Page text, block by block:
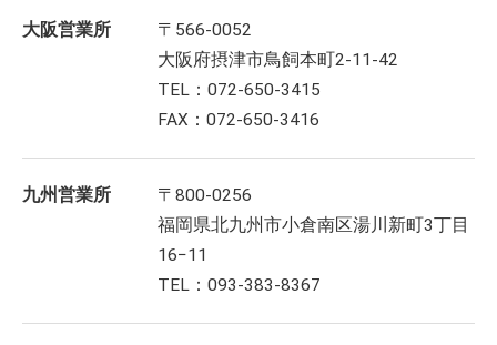
大阪営業所
〒566-0052
大阪府摂津市鳥飼本町2-11-42
TEL：072-650-3415
FAX：072-650-3416
九州営業所
〒800-0256
福岡県北九州市小倉南区湯川新町3丁目
16−11
TEL：093-383-8367